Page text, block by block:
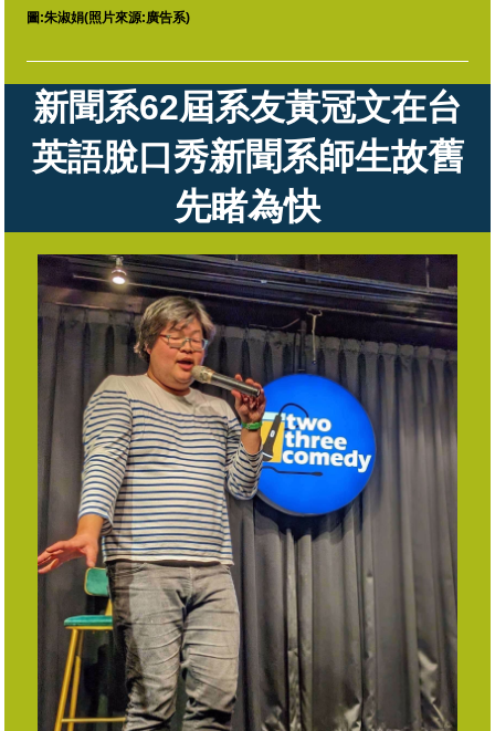
圖:朱淑娟(照片來源:廣告系)
新聞系62屆系友黃冠文在台
英語脫口秀新聞系師生故舊
先睹為快